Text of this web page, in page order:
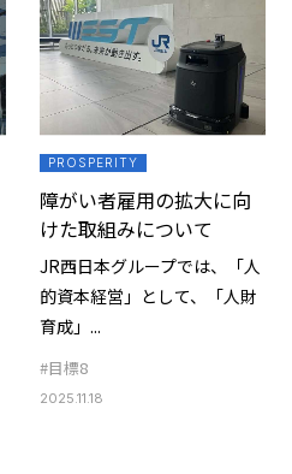
PROSPERITY
障がい者雇用の拡大に向
けた取組みについて
JR西日本グループでは、「人
的資本経営」として、「人財
育成」...
#目標8
2025.11.18